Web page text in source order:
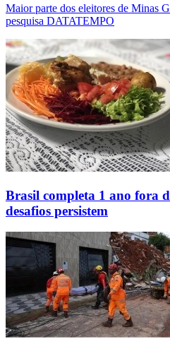
Maior parte dos eleitores de Minas
pesquisa DATATEMPO
Brasil completa 1 ano fora
desafios persistem